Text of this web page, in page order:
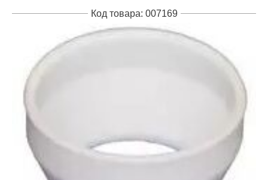
Код товара: 007169